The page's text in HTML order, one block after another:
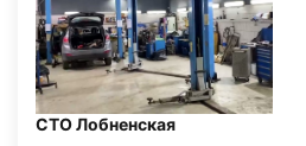
СТО Лобненская